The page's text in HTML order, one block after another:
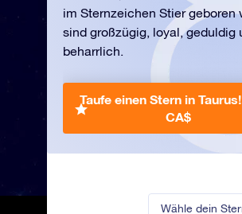
Wähle dein
im Sternzeichen Stier geboren
sind großzügig, loyal, geduldig
beharrlich.
Taufe einen Stern in Taurus!
CA$